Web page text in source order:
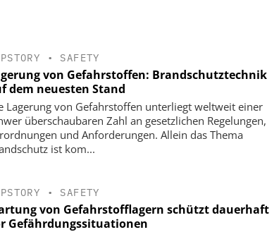
• SAFETY
von Gefahrstoffen: Brandschutztechnik
dem neuesten Stand
Lagerung von Gefahrstoffen unterliegt weltweit einer
überschaubaren Zahl an gesetzlichen Regelungen,
und Anforderungen. Allein das Thema
ist kom...
• SAFETY
von Gefahrstofflagern schützt dauerhaft
Gefährdungssituationen
Jahre
ohne